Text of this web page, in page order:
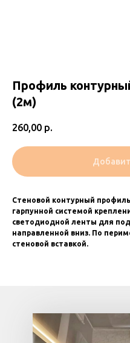
Профиль
(2м)
260,00 р.
Стеновой контурный
гарпунной системой
светодиодной ленты для
направленной вниз. По
стеновой вставкой.